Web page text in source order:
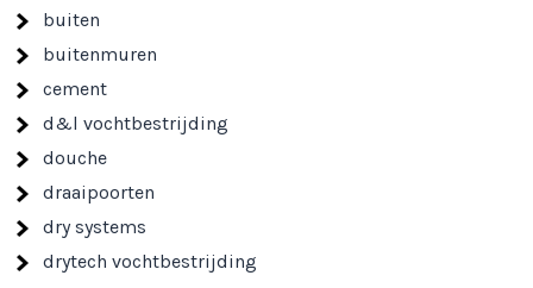
buiten
buitenmuren
cement
d&l vochtbestrijding
douche
draaipoorten
dry systems
drytech vochtbestrijding